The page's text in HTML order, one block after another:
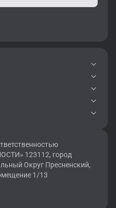
123112, город
Округ Пресненский,
1/13